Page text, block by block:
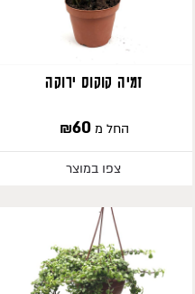
זמיה קוקוס ירוקה
החל מ 60
₪
צפו במוצר